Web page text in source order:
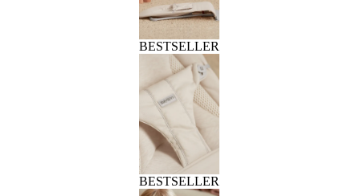
BESTSELLER
BESTSELLER